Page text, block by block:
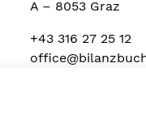
A – 8053 Graz
+43 316 27 25 12